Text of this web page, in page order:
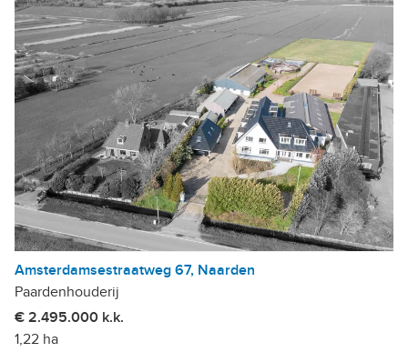
Amsterdamsestraatweg 67, Naarden
Paardenhouderij
€ 2.495.000 k.k.
1,22 ha